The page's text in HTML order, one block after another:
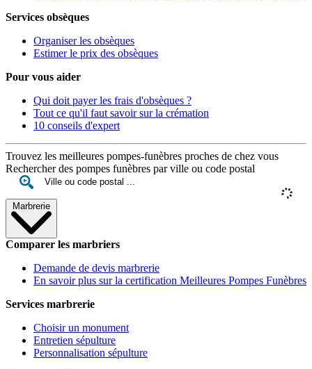
Services obsèques
Organiser les obsèques
Estimer le prix des obsèques
Pour vous aider
Qui doit payer les frais d'obsèques ?
Tout ce qu'il faut savoir sur la crémation
10 conseils d'expert
Trouvez les meilleures pompes-funèbres proches de chez vous
Rechercher des pompes funèbres par ville ou code postal
Marbrerie
Comparer les marbriers
Demande de devis marbrerie
En savoir plus sur la certification Meilleures Pompes Funèbres
Services marbrerie
Choisir un monument
Entretien sépulture
Personnalisation sépulture